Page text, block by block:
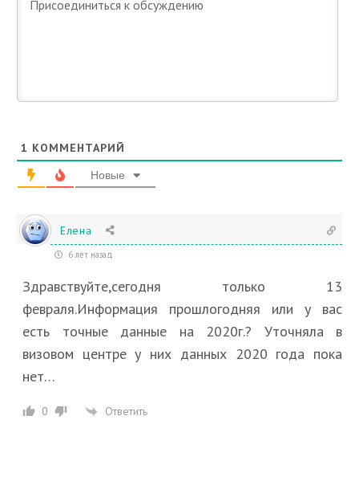
1 КОММЕНТАРИЙ
Новые
Елена
6 лет назад
Здравствуйте,сегодня только 13
февраля.Информация прошлогодняя или у вас
есть точные данные на 2020г.? Уточняла в
визовом центре у них данных 2020 года пока
нет…
0 Ответить